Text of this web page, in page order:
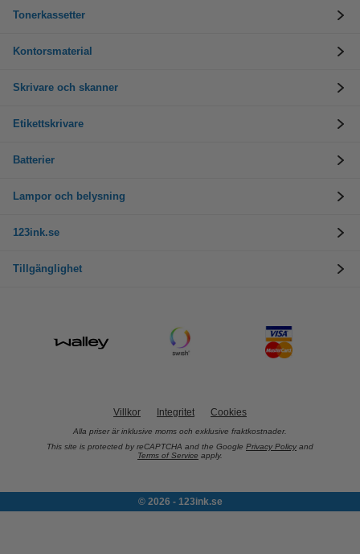
Tonerkassetter
Kontorsmaterial
Skrivare och skanner
Etikettskrivare
Batterier
Lampor och belysning
123ink.se
Tillgänglighet
Villkor Integritet Cookies
Alla priser är inklusive moms och exklusive fraktkostnader.
This site is protected by reCAPTCHA and the Google Privacy Policy and
Terms of Service apply.
© 2026 - 123ink.se